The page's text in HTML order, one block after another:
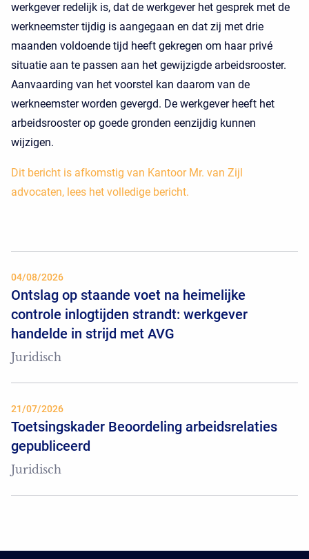
werkgever redelijk is, dat de werkgever het gesprek met de
werkneemster tijdig is aangegaan en dat zij met drie
maanden voldoende tijd heeft gekregen om haar privé
situatie aan te passen aan het gewijzigde arbeidsrooster.
Aanvaarding van het voorstel kan daarom van de
werkneemster worden gevergd. De werkgever heeft het
arbeidsrooster op goede gronden eenzijdig kunnen
wijzigen.
Dit bericht is afkomstig van Kantoor Mr. van Zijl
advocaten, lees het volledige bericht.
04/08/2026
Ontslag op staande voet na heimelijke
controle inlogtijden strandt: werkgever
handelde in strijd met AVG
Juridisch
21/07/2026
Toetsingskader Beoordeling arbeidsrelaties
gepubliceerd
Juridisch